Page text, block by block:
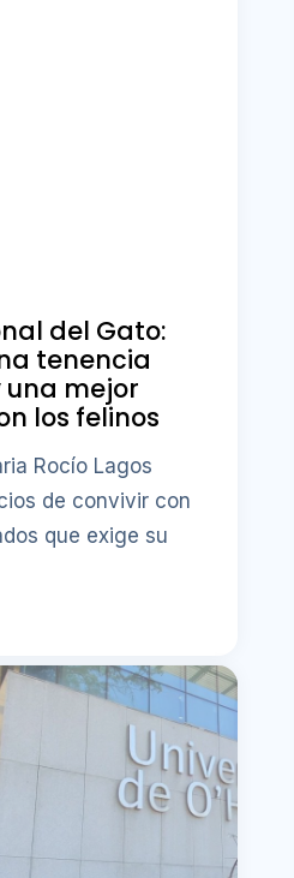
del Gato:
tenencia
una mejor
los felinos
Rocío Lagos
de convivir con
que exige su